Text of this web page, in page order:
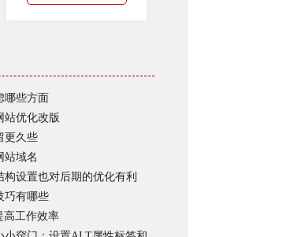
哪些方面
站优化改版
更久些
站域名
设置也对后期的优化有利
巧有哪些
高工作效率